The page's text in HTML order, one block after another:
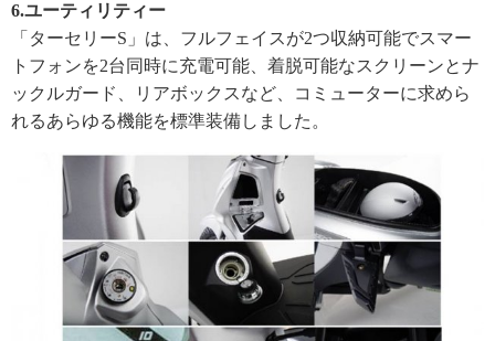
6.ユーティリティー
「ターセリーS」は、フルフェイスが2つ収納可能でスマー
トフォンを2台同時に充電可能、着脱可能なスクリーンとナ
ックルガード、リアボックスなど、コミューターに求めら
れるあらゆる機能を標準装備しました。